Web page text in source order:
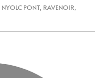
NYOLC PONT, RAVENOIR,